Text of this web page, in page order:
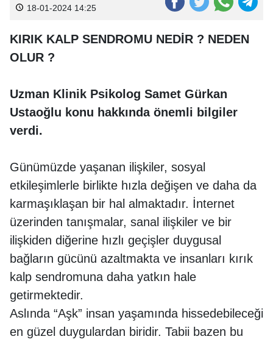
18-01-2024 14:25
KIRIK KALP SENDROMU NEDİR ? NEDEN
OLUR ?
Uzman Klinik Psikolog Samet Gürkan
Ustaoğlu konu hakkında önemli bilgiler
verdi.
Günümüzde yaşanan ilişkiler, sosyal
etkileşimlerle birlikte hızla değişen ve daha da
karmaşıklaşan bir hal almaktadır. İnternet
üzerinden tanışmalar, sanal ilişkiler ve bir
ilişkiden diğerine hızlı geçişler duygusal
bağların gücünü azaltmakta ve insanları kırık
kalp sendromuna daha yatkın hale
getirmektedir.
Aslında “Aşk” insan yaşamında hissedebileceği
en güzel duygulardan biridir. Tabii bazen bu